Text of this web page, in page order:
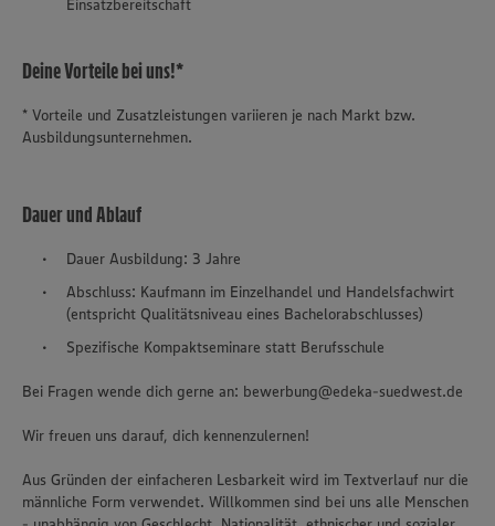
Einsatzbereitschaft
Deine Vorteile bei uns!*
* Vorteile und Zusatzleistungen variieren je nach Markt bzw.
Ausbildungsunternehmen.
Dauer und Ablauf
Dauer Ausbildung: 3 Jahre
Abschluss: Kaufmann im Einzelhandel und Handelsfachwirt
(entspricht Qualitätsniveau eines Bachelorabschlusses)
Spezifische Kompaktseminare statt Berufsschule
Bei Fragen wende dich gerne an: bewerbung@edeka-suedwest.de
Wir freuen uns darauf, dich kennenzulernen!
Aus Gründen der einfacheren Lesbarkeit wird im Textverlauf nur die
männliche Form verwendet. Willkommen sind bei uns alle Menschen